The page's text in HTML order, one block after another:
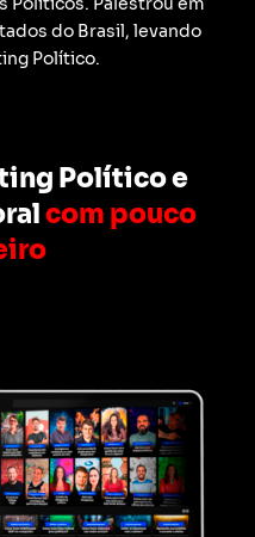
do Brasil, levando
Político.
Político e
com pouco